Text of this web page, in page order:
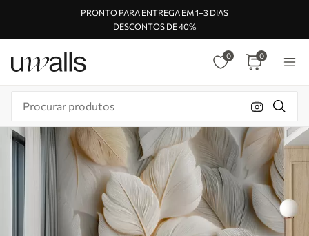
PRONTO PARA ENTREGA EM 1–3 DIAS
DESCONTOS DE 40%
0 0